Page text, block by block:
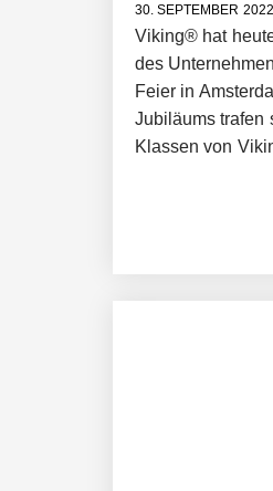
30. SEPTEMBER 2022
Viking® hat
des
Feier in
Jubiläums trafen
Klassen von